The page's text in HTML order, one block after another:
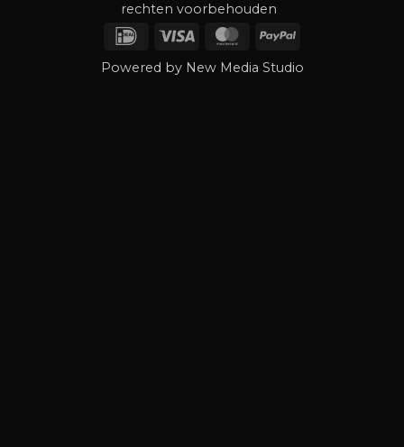
rechten voorbehouden
IDeal
Visa MasterCardPayPal
Powered by New Media Studio